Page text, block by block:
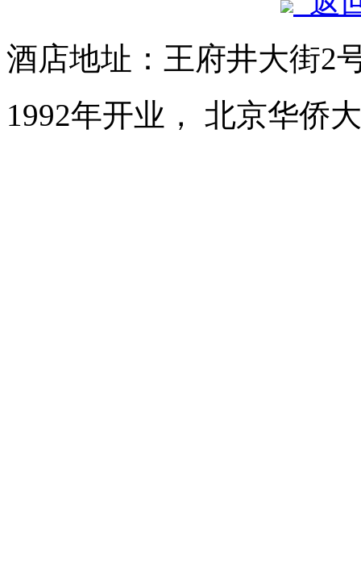
酒店地址：王府井大街2
1992年开业， 北京华